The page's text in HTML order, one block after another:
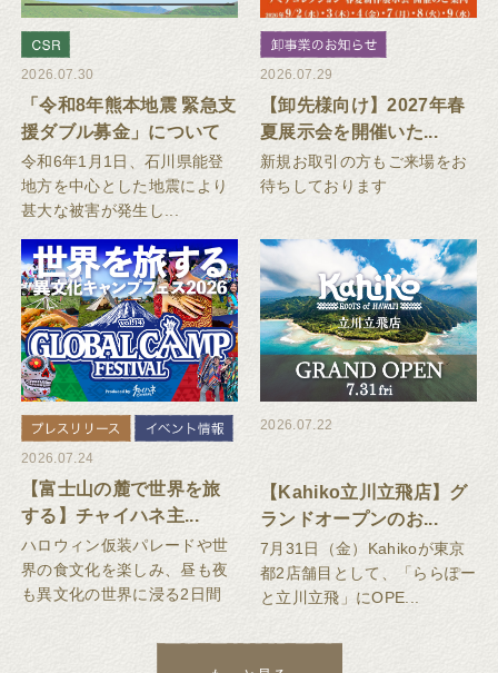
2026.07.30
「令和8年熊本地震 緊急支
援ダブル募金」について
令和6年1月1日、石川県能登
地方を中心とした地震により
甚大な被害が発生し...
2026.07.29
【卸先様向け】2027年春
夏展示会を開催いた...
新規お取引の方もご来場をお
待ちしております
2026.07.24
【富士山の麓で世界を旅
する】チャイハネ主...
ハロウィン仮装パレードや世
界の食文化を楽しみ、昼も夜
も異文化の世界に浸る2日間
2026.07.22
【Kahiko立川立飛店】グ
ランドオープンのお...
7月31日（金）Kahikoが東京
都2店舗目として、「ららぽー
と立川立飛」にOPE...